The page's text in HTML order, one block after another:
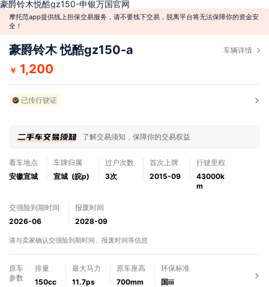
豪爵铃木悦酷gz150-申银万国官网
摩托范app提供线上担保交易服务，请不要线下交易，脱离平台将无法保障你的资金安
全！
豪爵铃木 悦酷gz150-a 车辆详情
￥ 1,200
已传行驶证
了解交易须知，保障你的交易权益
看车地点
安徽宣城
车牌归属
宣城 (皖p)
过户次数
3次
首次上牌
2015-09
行驶里程
43000k
m
交强险到期时间
2026-06
报废时间
2028-09
请与卖家确认交强险到期时间、报废时间等信息
原车
参数
排量
150cc
最大马力
11.7ps
原车座高
700mm
环保标准
国ⅲ